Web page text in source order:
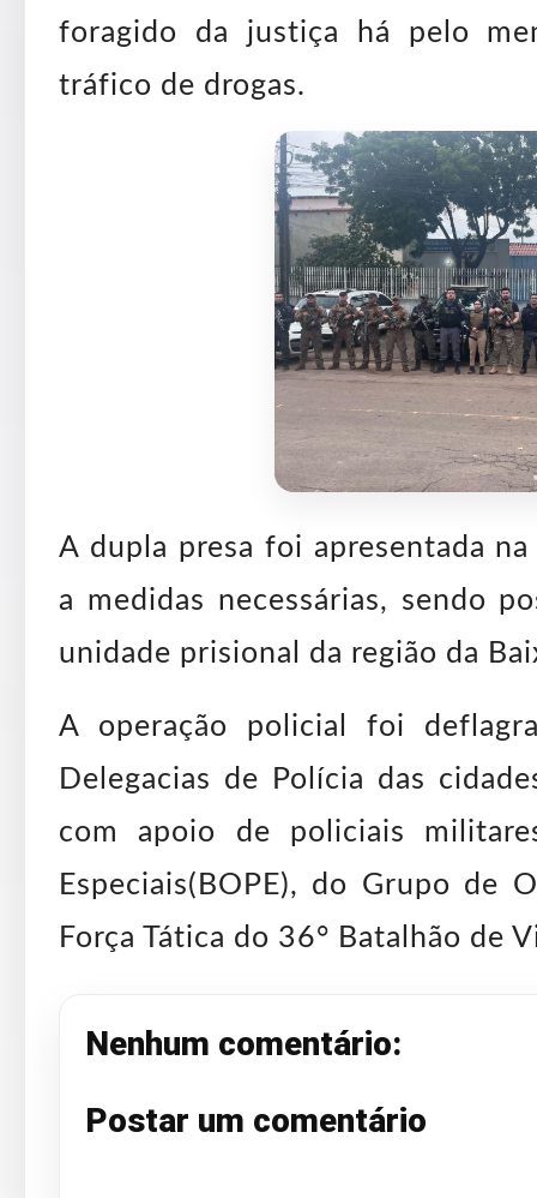
foragido da justiça há pelo
tráfico de drogas.
A dupla presa foi apresentada
a medidas necessárias, sendo
unidade prisional da região da
A operação policial foi
Delegacias de Polícia das
com apoio de policiais
Especiais(BOPE), do Grupo de
Força Tática do 36° Batalhão de
Nenhum comentário:
Postar um comentário